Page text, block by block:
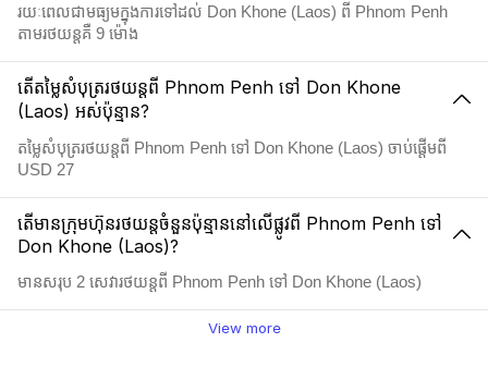
រយៈពេលជាមធ្យមក្នុងការទៅដល់ Don Khone (Laos) ពី Phnom Penh
តាមរថយន្តគឺ 9 ម៉ោង
តើតម្លៃសំបុត្ររថយន្តពី Phnom Penh ទៅ Don Khone
(Laos) អស់ប៉ុន្មាន?
តម្លៃសំបុត្ររថយន្តពី Phnom Penh ទៅ Don Khone (Laos) ចាប់ផ្តើមពី
USD 27
តើមានក្រុមហ៊ុនរថយន្តចំនួនប៉ុន្មាននៅលើផ្លូវពី Phnom Penh ទៅ
Don Khone (Laos)?
មានសរុប 2 សេវារថយន្តពី Phnom Penh ទៅ Don Khone (Laos)
View more